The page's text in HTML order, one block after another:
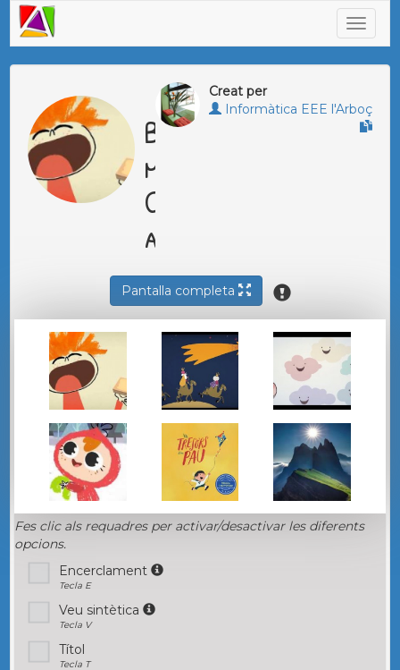
Creat per
Informàtica EEE l'Arboç
Bellaterra
música.
Cançons
animades 1
Pantalla completa
Fes clic als requadres per activar/desactivar les diferents
opcions.
Encerclament
Tecla E
Veu sintètica
Tecla V
Títol
Tecla T